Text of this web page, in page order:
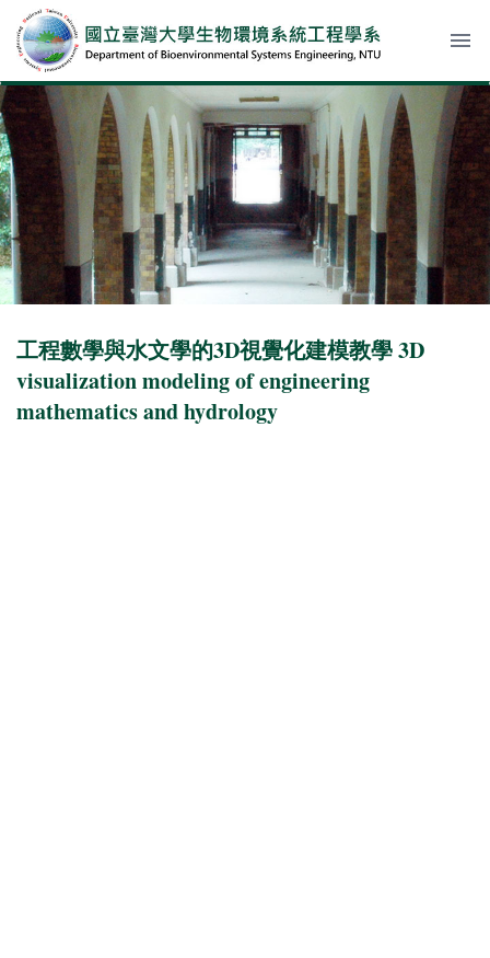
menu
工程數學與水文學的3D視覺化建模教學 3D
visualization modeling of engineering
mathematics and hydrology